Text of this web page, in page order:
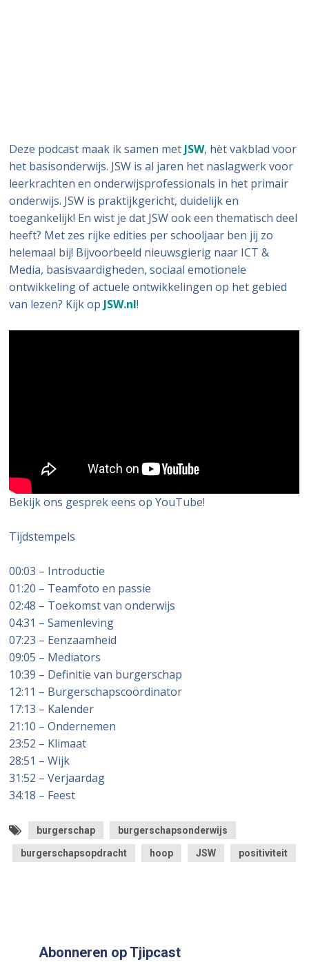
Deze podcast maak ik samen met JSW, hèt vakblad voor
het basisonderwijs. JSW is al jaren het naslagwerk voor
leerkrachten en onderwijsprofessionals in het primair
onderwijs. JSW is praktijkgericht, duidelijk en
toegankelijk! En wist je dat JSW ook een thematisch deel
heeft? Met zes rijke edities per schooljaar ben jij zo
helemaal bij! Bijvoorbeeld nieuwsgierig naar ICT &
Media, basisvaardigheden, sociaal emotionele
ontwikkeling of actuele ontwikkelingen op het gebied
van lezen? Kijk op JSW.nl!
Bekijk ons gesprek eens op YouTube!
Tijdstempels
00:03 – Introductie
01:20 – Teamfoto en passie
02:48 – Toekomst van onderwijs
04:31 – Samenleving
07:23 – Eenzaamheid
09:05 – Mediators
10:39 – Definitie van burgerschap
12:11 – Burgerschapscoördinator
17:13 – Kalender
21:10 – Ondernemen
23:52 – Klimaat
28:51 – Wijk
31:52 – Verjaardag
34:18 – Feest
burgerschap burgerschapsonderwijs
burgerschapsopdracht hoop JSW positiviteit
Abonneren op Tjipcast